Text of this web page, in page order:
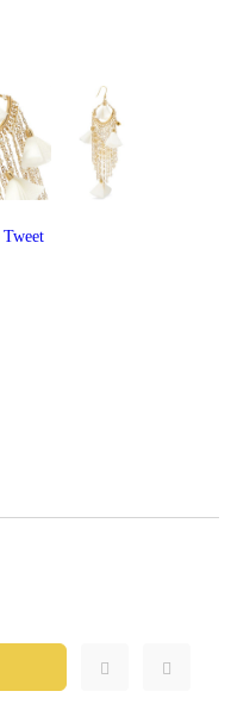
Tweet